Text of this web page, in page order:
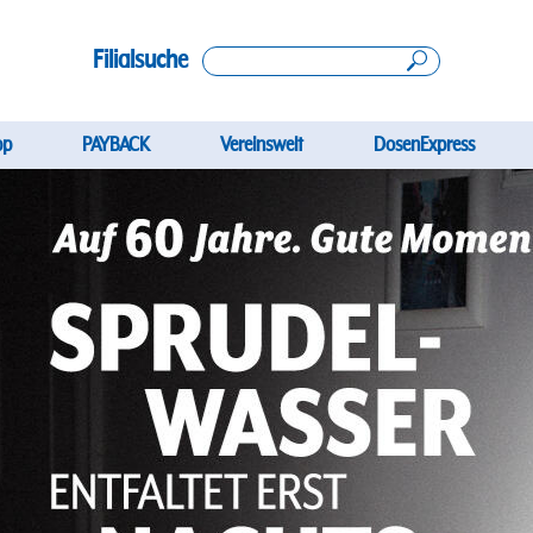
Filialsuche
PAYBACK Vereinswelt DosenExpress